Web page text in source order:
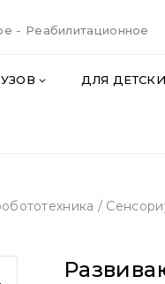
- Реабилитационное
ДЛЯ
/